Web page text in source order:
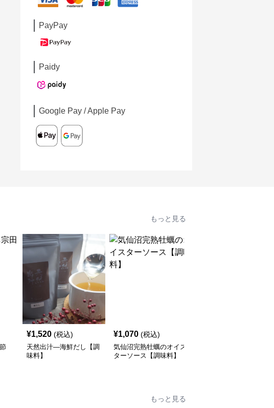
PayPay
Paidy
Google Pay / Apple Pay
もっと見る
¥1,520 (税込)
天然出汁―海鮮だし【調
味料】
¥1,070 (税込)
気仙沼完熟牡蠣のオイス
ターソース【調味料】
もっと見る